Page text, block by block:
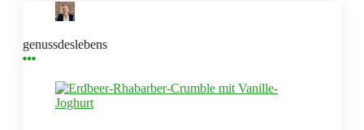
genussdeslebens